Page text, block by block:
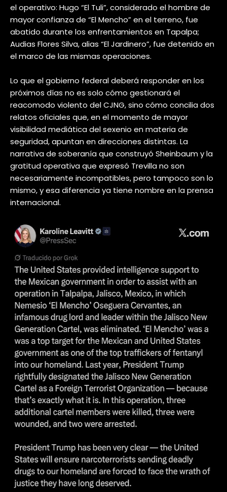
el operativo: Hugo “El Tuli”, considerado el hombre de
mayor confianza de “El Mencho” en el terreno, fue
abatido durante los enfrentamientos en Tapalpa;
Audias Flores Silva, alias “El Jardinero”, fue detenido en
el marco de las mismas operaciones.
Lo que el gobierno federal deberá responder en los
próximos días no es solo cómo gestionará el
reacomodo violento del CJNG, sino cómo concilia dos
relatos oficiales que, en el momento de mayor
visibilidad mediática del sexenio en materia de
seguridad, apuntan en direcciones distintas. La
narrativa de soberanía que construyó Sheinbaum y la
gratitud operativa que expresó Trevilla no son
necesariamente incompatibles, pero tampoco son lo
mismo, y esa diferencia ya tiene nombre en la prensa
internacional.​​​​​​​​​​​​​​​​